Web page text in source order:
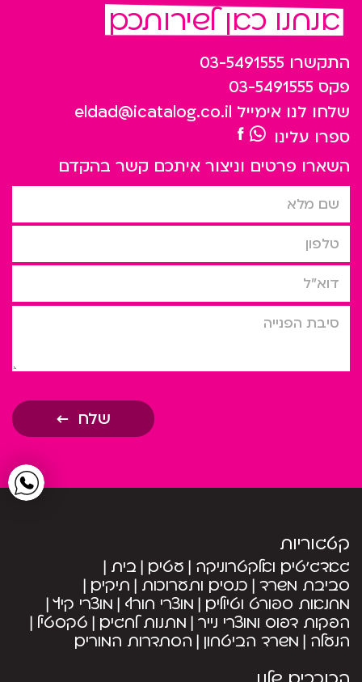
אנחנו כאן לשירותכם
התקשרו 03-5491555
פקס 03-5491555
שלחו לנו אימייל eldad@icatalog.co.il
ספרו עלינו
השארו פרטים וניצור איתכם קשר בהקדם
שם מלא
טלפון
דוא”ל
סיבת הפניה
שלח
קטגוריות
גאדג’טים ואלקטרוניקה עטים בית
סביבת משרד כנסים ותערוכות תיקים
מחנאות ספורט וטיולים מוצרי חורף מוצרי קיץ
הפקות דפוס ומוצרי נייר מתנות לחגים טקסטיל
הנעלה משרד הביטחון הסתדרות המורים